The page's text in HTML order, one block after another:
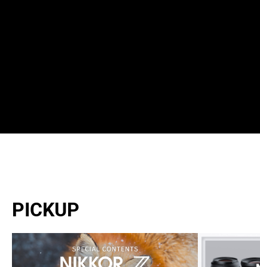
PICKUP